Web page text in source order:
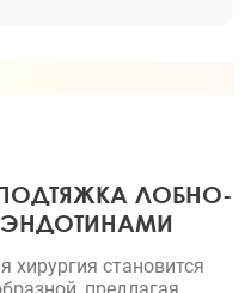
доктору,
ЛОБНО-
хирургия становится
предлагая